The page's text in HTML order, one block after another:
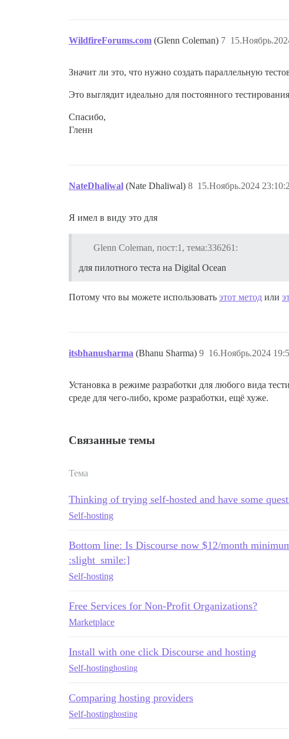
WildfireForums.com (Glenn Coleman) 7
Значит ли это, что нужно создать параллельную
Это выглядит идеально для постоянного
Спасибо,
Гленн
NateDhaliwal (Nate Dhaliwal) 15.Ноябрь.2024
8
Я имел в виду это для
Glenn Coleman, пост:1, тема:336261:
для пилотного теста на Digital Ocean
Потому что вы можете использовать этот метод или
itsbhanusharma (Bhanu Sharma) 16.Ноябрь.2024
9
Установка в режиме разработки для любого вида
среде для чего-либо, кроме разработки, ещё хуже.
Связанные темы
Тема
Thinking of trying self-hosted and have some
Self-hosting
Bottom line: Is Discourse now $12/month
:slight_smile:]
Self-hosting
Free Services for Non-Profit Organizations?
Marketplace
Install with one click Discourse and hosting
Self-hostinghosting
Comparing hosting providers
Self-hostinghosting